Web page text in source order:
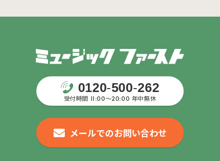
0120-500-262
受付時間 11:00〜20:00 年中無休
メールでのお問い合わせ